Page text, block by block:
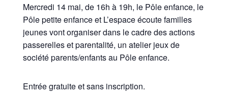
Mercredi 14 mai, de 16h à 19h, le Pôle enfance, le
Pôle petite enfance et L’espace écoute familles
jeunes vont organiser dans le cadre des actions
passerelles et parentalité, un atelier jeux de
société parents/enfants au Pôle enfance.
Entrée gratuite et sans inscription.